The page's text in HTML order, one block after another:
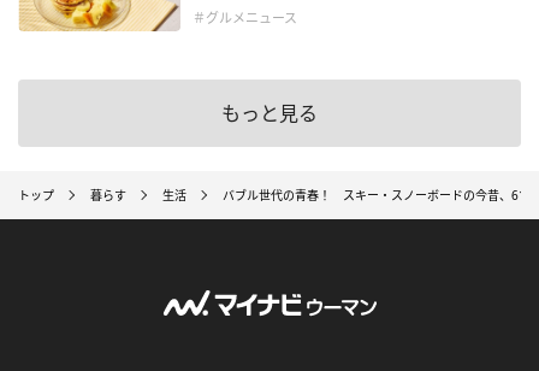
＃グルメニュース
もっと見る
トップ 暮らす 生活 バブル世代の青春！ スキー・スノーボードの今昔、61